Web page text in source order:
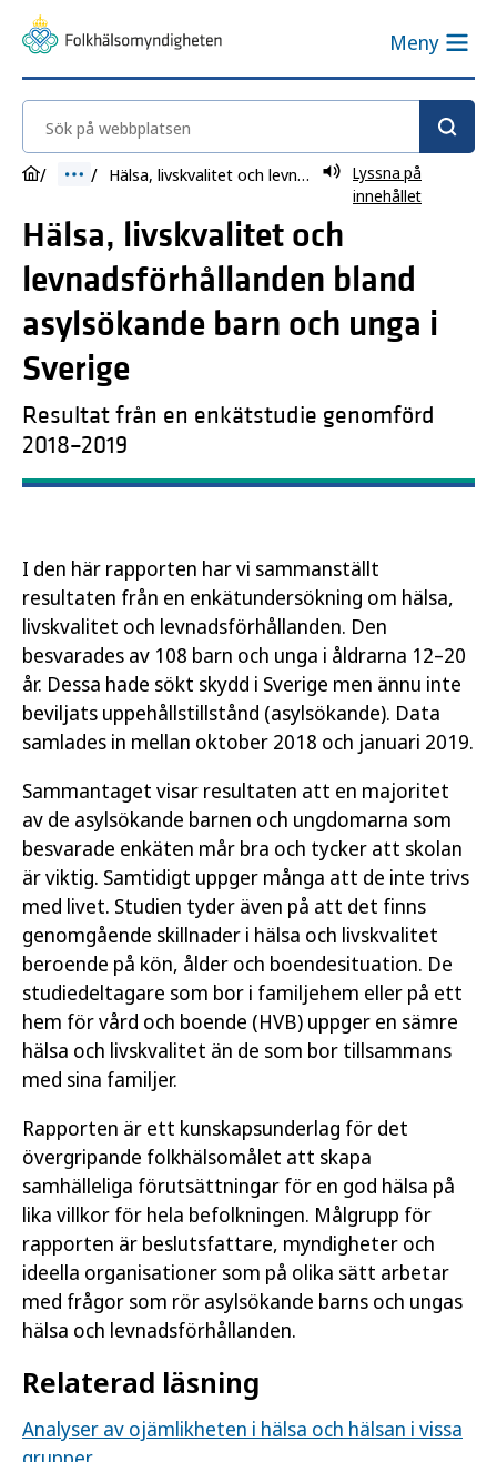
Meny
Sök på webbplatsen
Hälsa, livskvalitet och levnadsförhållanden bland asylsökande barn och unga i Sverige
Lyssna på
innehållet
Hälsa, livskvalitet och
levnadsförhållanden bland
asylsökande barn och unga i
Sverige
Resultat från en enkätstudie genomförd
2018–2019
I den här rapporten har vi sammanställt
resultaten från en enkätundersökning om hälsa,
livskvalitet och levnadsförhållanden. Den
besvarades av 108 barn och unga i åldrarna 12–20
år. Dessa hade sökt skydd i Sverige men ännu inte
beviljats uppehållstillstånd (asylsökande). Data
samlades in mellan oktober 2018 och januari 2019.
Sammantaget visar resultaten att en majoritet
av de asylsökande barnen och ungdomarna som
besvarade enkäten mår bra och tycker att skolan
är viktig. Samtidigt uppger många att de inte trivs
med livet. Studien tyder även på att det finns
genomgående skillnader i hälsa och livskvalitet
beroende på kön, ålder och boendesituation. De
studiedeltagare som bor i familjehem eller på ett
hem för vård och boende (HVB) uppger en sämre
hälsa och livskvalitet än de som bor tillsammans
med sina familjer.
Rapporten är ett kunskapsunderlag för det
övergripande folkhälsomålet att skapa
samhälleliga förutsättningar för en god hälsa på
lika villkor för hela befolkningen. Målgrupp för
rapporten är beslutsfattare, myndigheter och
ideella organisationer som på olika sätt arbetar
med frågor som rör asylsökande barns och ungas
hälsa och levnadsförhållanden.
Relaterad läsning
Analyser av ojämlikheten i hälsa och hälsan i vissa